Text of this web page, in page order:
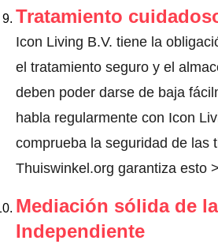
Tratamiento
Icon Living B.V. tiene la
el tratamiento seguro y el
deben poder darse de baja
habla regularmente con Icon
comprueba la seguridad de las
Thuiswinkel.org garantiza esto >
Mediación sólida de
Independiente